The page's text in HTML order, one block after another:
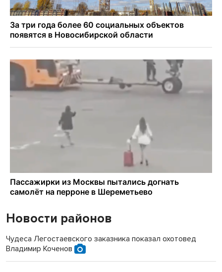
Новости районов
Чудеса Легостаевского заказника показал охотовед
Владимир Коченов